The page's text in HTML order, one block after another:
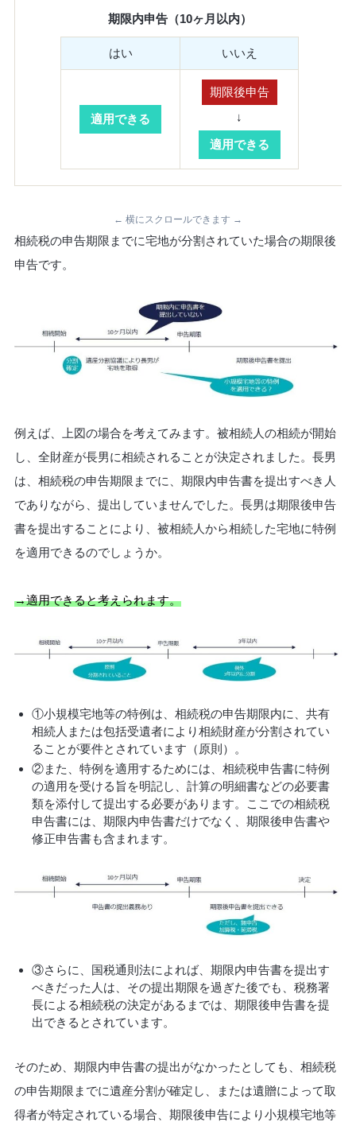
期限内申告（10ヶ月以内）
はい いいえ
適用できる
期限後申告
↓
適用できる
← 横にスクロールできます →
相続税の申告期限までに宅地が分割されていた場合の期限後
申告です。
例えば、上図の場合を考えてみます。被相続人の相続が開始
し、全財産が長男に相続されることが決定されました。長男
は、相続税の申告期限までに、期限内申告書を提出すべき人
でありながら、提出していませんでした。長男は期限後申告
書を提出することにより、被相続人から相続した宅地に特例
を適用できるのでしょうか。
→適用できると考えられます。
①小規模宅地等の特例は、相続税の申告期限内に、共有
相続人または包括受遺者により相続財産が分割されてい
ることが要件とされています（原則）。
②また、特例を適用するためには、相続税申告書に特例
の適用を受ける旨を明記し、計算の明細書などの必要書
類を添付して提出する必要があります。ここでの相続税
申告書には、期限内申告書だけでなく、期限後申告書や
修正申告書も含まれます。
③さらに、国税通則法によれば、期限内申告書を提出す
べきだった人は、その提出期限を過ぎた後でも、税務署
長による相続税の決定があるまでは、期限後申告書を提
出できるとされています。
そのため、期限内申告書の提出がなかったとしても、相続税
の申告期限までに遺産分割が確定し、または遺贈によって取
得者が特定されている場合、期限後申告により小規模宅地等